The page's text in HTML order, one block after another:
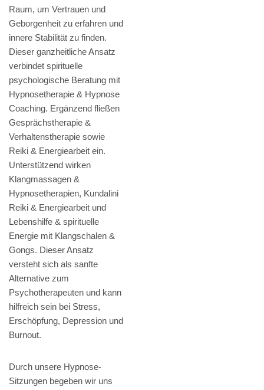
Raum, um Vertrauen und
Geborgenheit zu erfahren und
innere Stabilität zu finden.
Dieser ganzheitliche Ansatz
verbindet spirituelle
psychologische Beratung mit
Hypnosetherapie & Hypnose
Coaching. Ergänzend fließen
Gesprächstherapie &
Verhaltenstherapie sowie
Reiki & Energiearbeit ein.
Unterstützend wirken
Klangmassagen &
Hypnosetherapien, Kundalini
Reiki & Energiearbeit und
Lebenshilfe & spirituelle
Energie mit Klangschalen &
Gongs. Dieser Ansatz
versteht sich als sanfte
Alternative zum
Psychotherapeuten und kann
hilfreich sein bei Stress,
Erschöpfung, Depression und
Burnout.
Durch unsere Hypnose-
Sitzungen begeben wir uns